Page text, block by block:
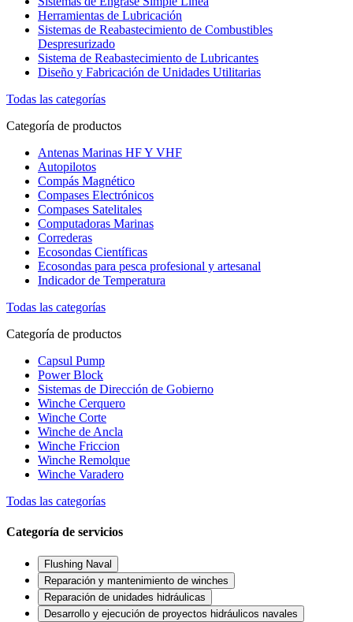
Herramientas de Lubricación
Sistemas de Reabastecimiento de Combustibles
Despresurizado
Sistema de Reabastecimiento de Lubricantes
Diseño y Fabricación de Unidades Utilitarias
Todas las categorías
Categoría de productos
Antenas Marinas HF Y VHF
Autopilotos
Compás Magnético
Compases Electrónicos
Compases Satelitales
Computadoras Marinas
Correderas
Ecosondas Científicas
Ecosondas para pesca profesional y artesanal
Indicador de Temperatura
Todas las categorías
Categoría de productos
Capsul Pump
Power Block
Sistemas de Dirección de Gobierno
Winche Cerquero
Winche Corte
Winche de Ancla
Winche Friccion
Winche Remolque
Winche Varadero
Todas las categorías
Categoría de servicios
Flushing Naval
Reparación y mantenimiento de winches
Reparación de unidades hidráulicas
Desarrollo y ejecución de proyectos hidráulicos navales